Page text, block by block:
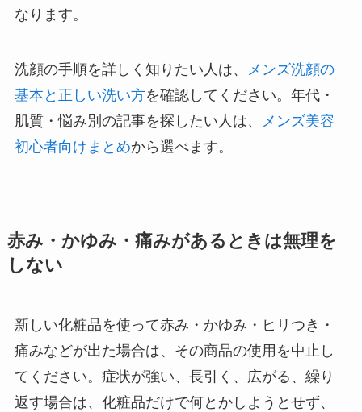
なります。
洗顔の手順を詳しく知りたい人は、
メンズ洗顔の
基本と正しい洗い方を確認してください。年代・
肌質・悩み別の記事を探したい人は、
メンズ美容
初心者向けまとめから選べます。
赤み・かゆみ・痛みがあるときは無理を
しない
新しい化粧品を使って赤み・かゆみ・ヒリつき・
痛みなどが出た場合は、その商品の使用を中止し
てください。症状が強い、長引く、広がる、繰り
返す場合は、化粧品だけで何とかしようとせず、